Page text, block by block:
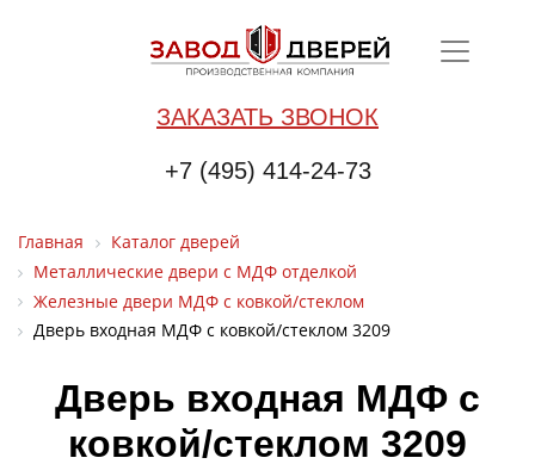
ЗАКАЗАТЬ ЗВОНОК
+7 (495) 414-24-73
Главная
Каталог дверей
Металлические двери с МДФ отделкой
Железные двери МДФ с ковкой/стеклом
Дверь входная МДФ с ковкой/стеклом 3209
Дверь входная МДФ с
ковкой/стеклом 3209